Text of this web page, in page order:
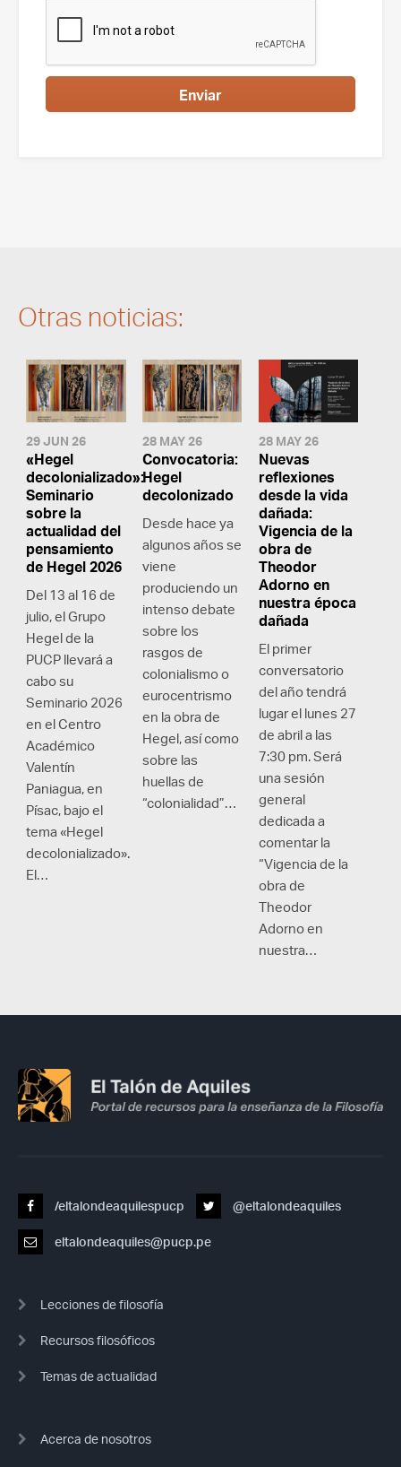
Enviar
Otras noticias:
29 JUN 26
«Hegel
decolonializado»:
Seminario
sobre la
actualidad del
pensamiento
de Hegel 2026
Del 13 al 16 de
julio, el Grupo
Hegel de la
PUCP llevará a
cabo su
Seminario 2026
en el Centro
Académico
Valentín
Paniagua, en
Písac, bajo el
tema «Hegel
decolonializado».
El…
28 MAY 26
Convocatoria:
Hegel
decolonizado
Desde hace ya
algunos años se
viene
produciendo un
intenso debate
sobre los
rasgos de
colonialismo o
eurocentrismo
en la obra de
Hegel, así como
sobre las
huellas de
“colonialidad”…
28 MAY 26
Nuevas
reflexiones
desde la vida
dañada:
Vigencia de la
obra de
Theodor
Adorno en
nuestra época
dañada
El primer
conversatorio
del año tendrá
lugar el lunes 27
de abril a las
7:30 pm. Será
una sesión
general
dedicada a
comentar la
“Vigencia de la
obra de
Theodor
Adorno en
nuestra…
/eltalondeaquilespucp @eltalondeaquiles
eltalondeaquiles@pucp.pe
Lecciones de filosofía
Recursos filosóficos
Temas de actualidad
Acerca de nosotros